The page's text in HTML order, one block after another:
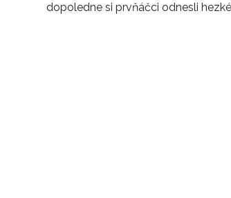
dopoledne si prvňáčci odnesli